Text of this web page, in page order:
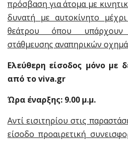
πρόσβαση για άτομα με
δυνατή με αυτοκίνητο
θεάτρου όπου
στάθμευσης αναπηρικών
Ελεύθερη είσοδος μόνο με
από τοviva.gr
Ώρα έναρξης: 9.00 μ.μ.
Αντί εισιτηρίου στις
είσοδο προαιρετική